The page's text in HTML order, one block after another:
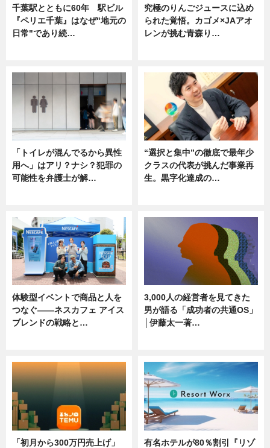
千葉駅とともに60年 駅ビル
『ペリエ千葉』はなぜ"地元の
日常"であり続…
究極のりんごジュースに込め
られた覚悟。カゴメ×JAアオ
レンが挑む青森り…
「トイレが混んでるから異性
用へ」はアリ？ナシ？犯罪の
可能性を弁護士が解…
“選択と集中”の徹底で最年少
クラスの代表が挑んだ事業再
生。黒字化達成の…
体験型イベントで商品と人を
つなぐ――ネスカフェ アイス
ブレンドの戦略と…
3,000人の経営者を見てきた
男が語る「成功者の共通OS」
│伊藤太一著…
「初月から300万円売上げ」
有名ホテルが80％割引『リゾ